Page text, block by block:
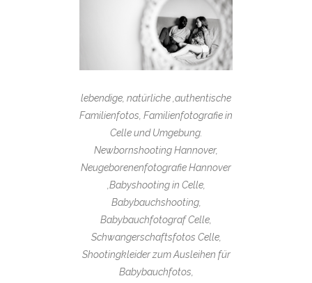
lebendige, natürliche ,authentische
Familienfotos, Familienfotografie in
Celle und Umgebung.
Newbornshooting Hannover,
Neugeborenenfotografie Hannover
,Babyshooting in Celle,
Babybauchshooting,
Babybauchfotograf Celle,
Schwangerschaftsfotos Celle,
Shootingkleider zum Ausleihen für
Babybauchfotos,